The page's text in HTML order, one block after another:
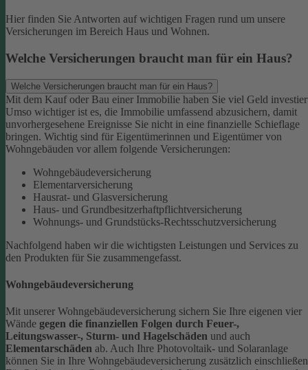
Hier finden Sie Antworten auf wichtigen Fragen rund um unsere
Versicherungen im Bereich Haus und Wohnen.
Welche Versicherungen braucht man für ein Haus?
Welche Versicherungen braucht man für ein Haus?
Mit dem Kauf oder Bau einer Immobilie haben Sie viel Geld
Umso wichtiger ist es, die Immobilie umfassend abzusichern, damit
unvorhergesehene Ereignisse Sie nicht in eine finanzielle Schieflage
bringen. Wichtig sind für Eigentümerinnen und Eigentümer von
Wohngebäuden vor allem folgende Versicherungen:
Wohngebäudeversicherung
Elementarversicherung
Hausrat- und Glasversicherung
Haus- und Grundbesitzerhaftpflichtversicherung
Wohnungs- und Grundstücks-Rechtsschutzversicherung
Nachfolgend haben wir die wichtigsten Leistungen und Services zu
den Produkten für Sie zusammengefasst.
Wohngebäudeversicherung
Mit unserer Wohngebäudeversicherung sichern Sie Ihre eigenen vier
Wände gegen die finanziellen Folgen durch Feuer-,
Leitungswasser-, Sturm- und Hagelschäden und auch
Elementarschäden ab. Auch Ihre Photovoltaik- und Solaranlage
können Sie in Ihre Wohngebäudeversicherung zusätzlich